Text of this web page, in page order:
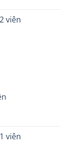
viên
viên